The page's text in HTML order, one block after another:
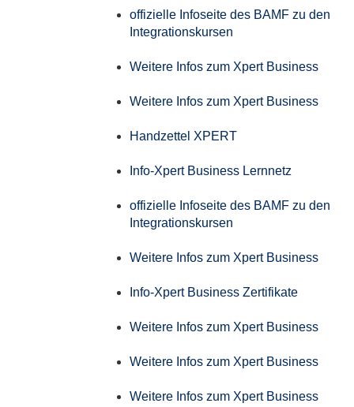
offizielle Infoseite des BAMF zu den
Integrationskursen
Weitere Infos zum Xpert Business
Weitere Infos zum Xpert Business
Handzettel XPERT
Info-Xpert Business Lernnetz
offizielle Infoseite des BAMF zu den
Integrationskursen
Weitere Infos zum Xpert Business
Info-Xpert Business Zertifikate
Weitere Infos zum Xpert Business
Weitere Infos zum Xpert Business
Weitere Infos zum Xpert Business